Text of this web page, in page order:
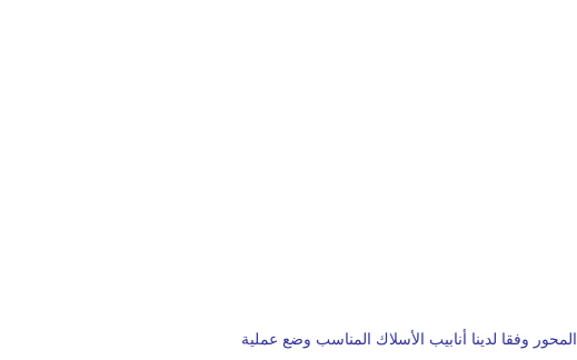
مراقبة تبني DELTA باستخدام الحاسب الآلي، توحدت الشركة DELTA منذ عام 2009، وضع 4 نظام CNC المحور وفقا لدينا أنابيب الأسلاك المناسب وضع عملية